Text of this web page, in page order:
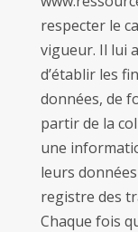
respecter le
vigueur. Il lui
d’établir les
données, de
partir de la
une
leurs
registre des
Chaque fois